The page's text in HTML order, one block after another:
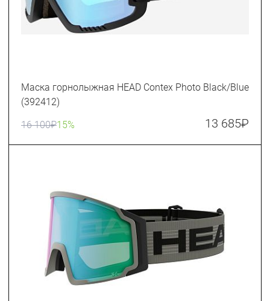
Маска горнолыжная HEAD Contex Photo Black/Blue
(392412)
16 100₽15% 13 685₽